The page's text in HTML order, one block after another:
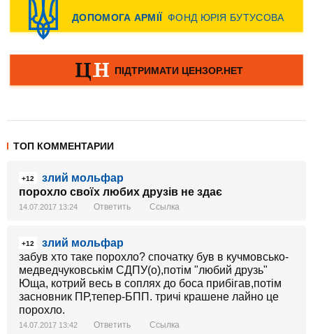
ТОП КОММЕНТАРИИ
+12
злий мольфар
порохло своїх любих друзів не здає
14.07.2017 13:24 Ответить Ссылка
+12
злий мольфар
забув хто таке порохло? спочатку був в кучмовсько-
медведчуковськім СДПУ(о),потім "любий друзь"
Юща, котрий весь в соплях до боса прибігав,потім
засновник ПР,тепер-БПП. тричі крашене лайно це
порохло.
14.07.2017 13:42 Ответить Ссылка